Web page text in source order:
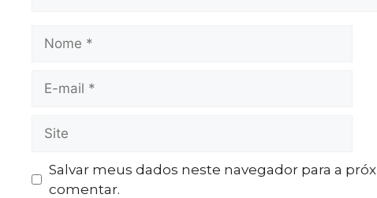
Salvar meus dados neste navegador para a
comentar.